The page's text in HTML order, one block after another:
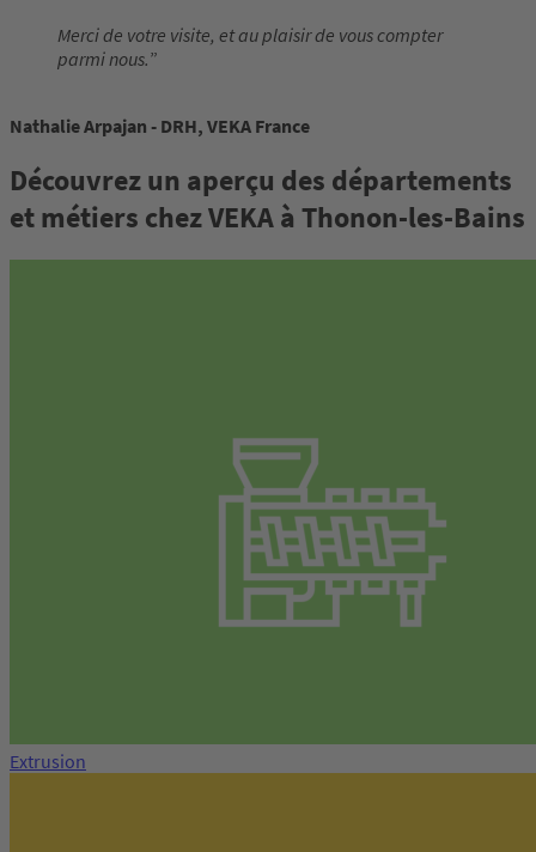
Merci de votre visite, et au plaisir de vous compter
parmi nous.
Nathalie Arpajan - DRH, VEKA France
Découvrez un aperçu des départements
et métiers chez VEKA à Thonon-les-Bains
Extrusion